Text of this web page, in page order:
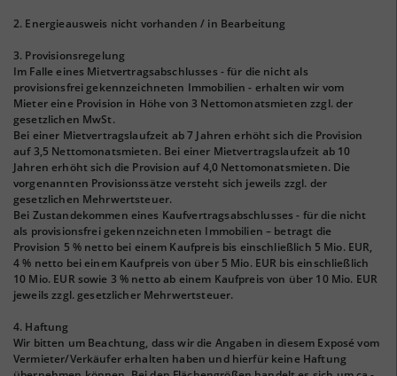
2. Energieausweis nicht vorhanden / in Bearbeitung
3. Provisionsregelung
Im Falle eines Mietvertragsabschlusses - für die nicht als
provisionsfrei gekennzeichneten Immobilien - erhalten wir vom
Mieter eine Provision in Höhe von 3 Nettomonatsmieten zzgl. der
gesetzlichen MwSt.
Bei einer Mietvertragslaufzeit ab 7 Jahren erhöht sich die Provision
auf 3,5 Nettomonatsmieten. Bei einer Mietvertragslaufzeit ab 10
Jahren erhöht sich die Provision auf 4,0 Nettomonatsmieten. Die
vorgenannten Provisionssätze versteht sich jeweils zzgl. der
gesetzlichen Mehrwertsteuer.
Bei Zustandekommen eines Kaufvertragsabschlusses - für die nicht
als provisionsfrei gekennzeichneten Immobilien – betragt die
Provision 5 % netto bei einem Kaufpreis bis einschließlich 5 Mio. EUR,
4 % netto bei einem Kaufpreis von über 5 Mio. EUR bis einschließlich
10 Mio. EUR sowie 3 % netto ab einem Kaufpreis von über 10 Mio. EUR
jeweils zzgl. gesetzlicher Mehrwertsteuer.
4. Haftung
Wir bitten um Beachtung, dass wir die Angaben in diesem Exposé vom
Vermieter/Verkäufer erhalten haben und hierfür keine Haftung